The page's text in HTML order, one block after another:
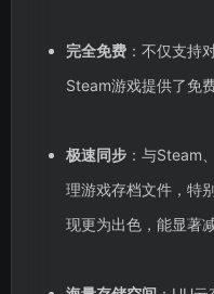
完全免费：不仅支持
Steam游戏提供了免
极速同步：与Steam
理游戏存档文件，特
现更为出色，能显著